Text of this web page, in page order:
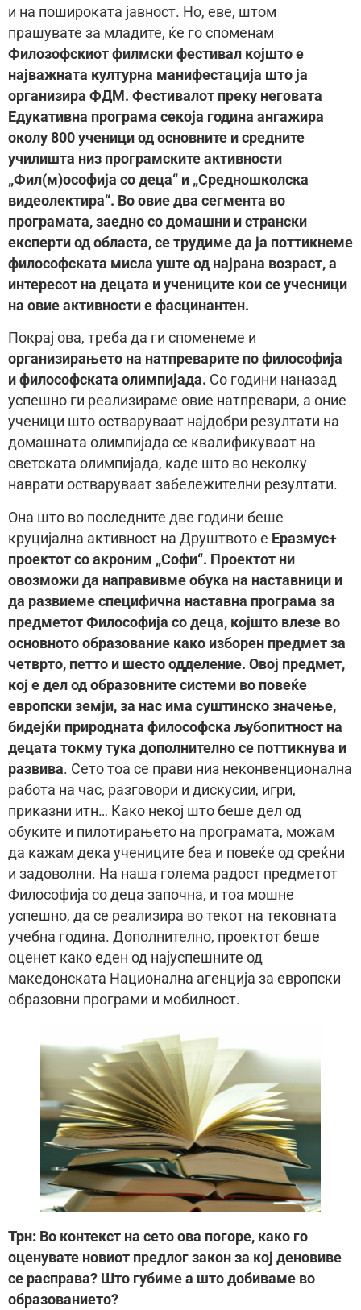
и на пошироката јавност. Но, еве, штом
прашувате за младите, ќе го споменам
Филозофскиот филмски фестивал којшто е
најважната културна манифестација што ја
организира ФДМ. Фестивалот преку неговата
Едукативна програма секоја година ангажира
околу 800 ученици од основните и средните
училишта низ програмските активности
„Фил(м)ософија со деца“ и „Средношколска
видеолектира“. Во овие два сегмента во
програмата, заедно со домашни и странски
експерти од областа, се трудиме да ја поттикнеме
философската мисла уште од најрана возраст, а
интересот на децата и учениците кои се учесници
на овие активности е фасцинантен.
Покрај ова, треба да ги споменеме и
организирањето на натпреварите по философија
и философската олимпијада. Со години наназад
успешно ги реализираме овие натпревари, а оние
ученици што остваруваат најдобри резултати на
домашната олимпијада се квалификуваат на
светската олимпијада, каде што во неколку
наврати остваруваат забележителни резултати.
Она што во последните две години беше
круцијална активност на Друштвото е Еразмус+
проектот со акроним „Софи“. Проектот ни
овозможи да направивме обука на наставници и
да развиеме специфична наставна програма за
предметот Философија со деца, којшто влезе во
основното образование како изборен предмет за
четврто, петто и шесто одделение. Овој предмет,
кој е дел од образовните системи во повеќе
европски земји, за нас има суштинско значење,
бидејќи природната философска љубопитност на
децата токму тука дополнително се поттикнува и
развива. Сето тоа се прави низ неконвенционална
работа на час, разговори и дискусии, игри,
приказни итн… Како некој што беше дел од
обуките и пилотирањето на програмата, можам
да кажам дека учениците беа и повеќе од среќни
и задоволни. На наша голема радост предметот
Философија со деца започна, и тоа мошне
успешно, да се реализира во текот на тековната
учебна година. Дополнително, проектот беше
оценет како еден од најуспешните од
македонската Национална агенција за европски
образовни програми и мобилност.
Трн: Во контекст на сето ова погоре, како го
оценувате новиот предлог закон за кој деновиве
се расправа? Што губиме а што добиваме во
образованието?